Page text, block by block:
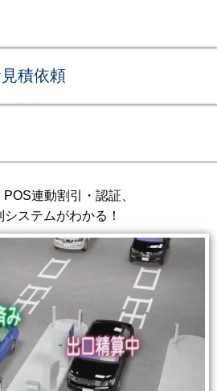
積依頼
連動割引・認証、
ステムがわかる！